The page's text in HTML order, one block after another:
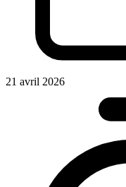
21 avril 2026